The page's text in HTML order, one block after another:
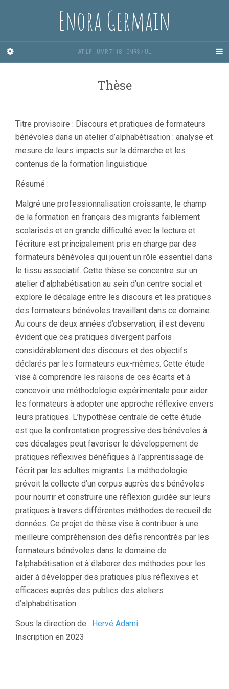
Enora Germain
ATILF - UMR 7118 - CNRS / UL
Thèse
Titre provisoire : Discours et pratiques de formateurs
bénévoles dans un atelier d’alphabétisation : analyse et
mesure de leurs impacts sur la démarche et les
contenus de la formation linguistique
Résumé :
Malgré une professionnalisation croissante, le champ
de la formation en français des migrants faiblement
scolarisés et en grande difficulté avec la lecture et
l’écriture est principalement pris en charge par des
formateurs bénévoles qui jouent un rôle essentiel dans
le tissu associatif. Cette thèse se concentre sur un
atelier d’alphabétisation au sein d’un centre social et
explore le décalage entre les discours et les pratiques
des formateurs bénévoles travaillant dans ce domaine.
Au cours de deux années d’observation, il est devenu
évident que ces pratiques divergent parfois
considérablement des discours et des objectifs
déclarés par les formateurs eux-mêmes. Cette étude
vise à comprendre les raisons de ces écarts et à
concevoir une méthodologie expérimentale pour aider
les formateurs à adopter une approche réflexive envers
leurs pratiques. L’hypothèse centrale de cette étude
est que la confrontation progressive des bénévoles à
ces décalages peut favoriser le développement de
pratiques réflexives bénéfiques à l’apprentissage de
l’écrit par les adultes migrants. La méthodologie
prévoit la collecte d’un corpus auprès des bénévoles
pour nourrir et construire une réflexion guidée sur leurs
pratiques à travers différentes méthodes de recueil de
données. Ce projet de thèse vise à contribuer à une
meilleure compréhension des défis rencontrés par les
formateurs bénévoles dans le domaine de
l’alphabétisation et à élaborer des méthodes pour les
aider à développer des pratiques plus réflexives et
efficaces auprès des publics des ateliers
d’alphabétisation.
Sous la direction de : Hervé Adami
Inscription en 2023